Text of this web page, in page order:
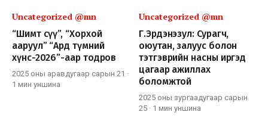
Uncategorized @mn
“Шимт сүү”, “Хорхой
ааруул” “Ард түмний
хүнс-2026”-аар тодров
2025 оны аравдугаар сарын 21 ·
1 мин уншина
Uncategorized @mn
Г.Эрдэнэзул: Сурагч,
оюутан, залуус болон
тэтгэврийн насны иргэд
цагаар ажиллах
боломжтой
2025 оны зургаадугаар сарын
25 · 1 мин уншина